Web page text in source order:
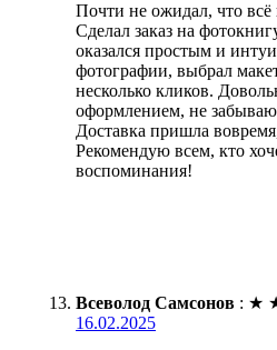
Почти не ожидал, что всё
Сделал заказ на
оказался простым и
фотографии, выбрал
несколько кликов.
оформлением, не забываю
Доставка пришла
Рекомендую всем, кто
воспоминания!
Всеволод Самсонов : ★
16.02.2025